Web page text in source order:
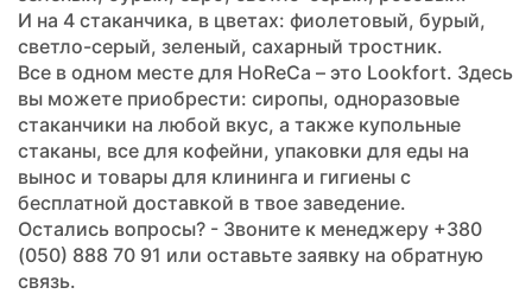
И на 4 стаканчика, в цветах: фиолетовый, бурый,
светло-серый, зеленый, сахарный тростник.
Все в одном месте для HoReCa – это Lookfort. Здесь
вы можете приобрести: сиропы, одноразовые
стаканчики на любой вкус, а также купольные
стаканы, все для кофейни, упаковки для еды на
вынос и товары для клининга и гигиены с
бесплатной доставкой в твое заведение.
Остались вопросы? - Звоните к менеджеру +380
(050) 888 70 91 или оставьте заявку на обратную
связь.